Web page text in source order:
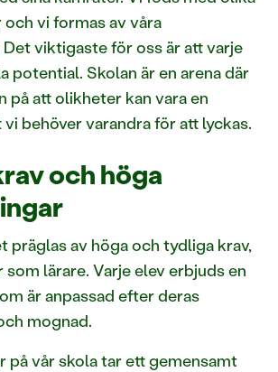
vi formas av våra
viktigaste för oss är att varje
potential. Skolan är en arena där
på att olikheter kan vara en
behöver varandra för att lyckas.
och höga
präglas av höga och tydliga krav,
som lärare. Varje elev erbjuds en
är anpassad efter deras
mognad.
på vår skola tar ett gemensamt